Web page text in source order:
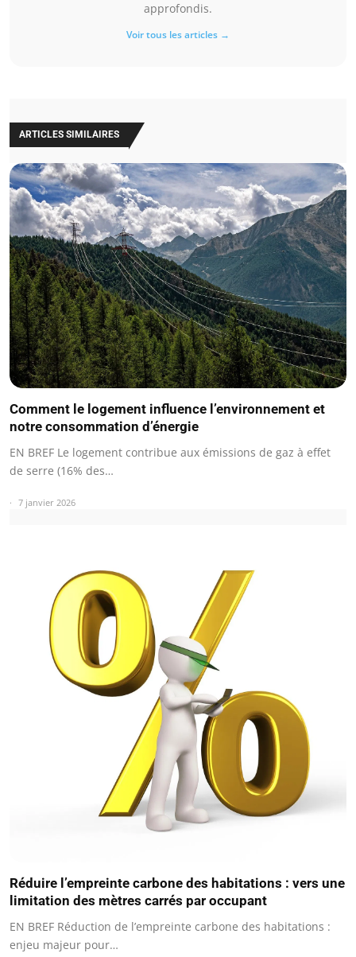
approfondis.
Voir tous les articles →
ARTICLES SIMILAIRES
Comment le logement influence l’environnement et
notre consommation d’énergie
EN BREF Le logement contribue aux émissions de gaz à effet
de serre (16% des…
7 janvier 2026
Réduire l’empreinte carbone des habitations : vers une
limitation des mètres carrés par occupant
EN BREF Réduction de l’empreinte carbone des habitations :
enjeu majeur pour…